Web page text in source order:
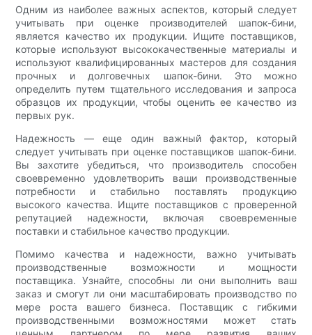
Одним из наиболее важных аспектов, который следует
учитывать при оценке производителей шапок-бини,
является качество их продукции. Ищите поставщиков,
которые используют высококачественные материалы и
используют квалифицированных мастеров для создания
прочных и долговечных шапок-бини. Это можно
определить путем тщательного исследования и запроса
образцов их продукции, чтобы оценить ее качество из
первых рук.
Надежность — еще один важный фактор, который
следует учитывать при оценке поставщиков шапок-бини.
Вы захотите убедиться, что производитель способен
своевременно удовлетворить ваши производственные
потребности и стабильно поставлять продукцию
высокого качества. Ищите поставщиков с проверенной
репутацией надежности, включая своевременные
поставки и стабильное качество продукции.
Помимо качества и надежности, важно учитывать
производственные возможности и мощности
поставщика. Узнайте, способны ли они выполнить ваш
заказ и смогут ли они масштабировать производство по
мере роста вашего бизнеса. Поставщик с гибкими
производственными возможностями может стать